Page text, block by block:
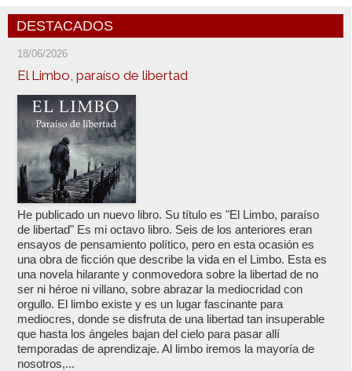
DESTACADOS
18/06/2026
El Limbo, paraíso de libertad
He publicado un nuevo libro. Su título es "El Limbo, paraíso
de libertad" Es mi octavo libro. Seis de los anteriores eran
ensayos de pensamiento político, pero en esta ocasión es
una obra de ficción que describe la vida en el Limbo. Esta es
una novela hilarante y conmovedora sobre la libertad de no
ser ni héroe ni villano, sobre abrazar la mediocridad con
orgullo. El limbo existe y es un lugar fascinante para
mediocres, donde se disfruta de una libertad tan insuperable
que hasta los ángeles bajan del cielo para pasar allí
temporadas de aprendizaje. Al limbo iremos la mayoría de
nosotros,...